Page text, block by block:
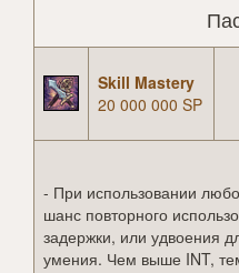
Skill Mastery
20 000 000 SP
- При использовании
шанс повторного
задержки, или удвоения
умения. Чем выше INT,